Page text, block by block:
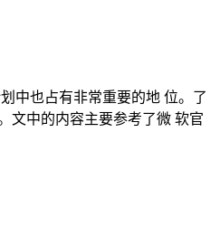
中也占有非常重要的地 位。了
文中的内容主要参考了微 软官